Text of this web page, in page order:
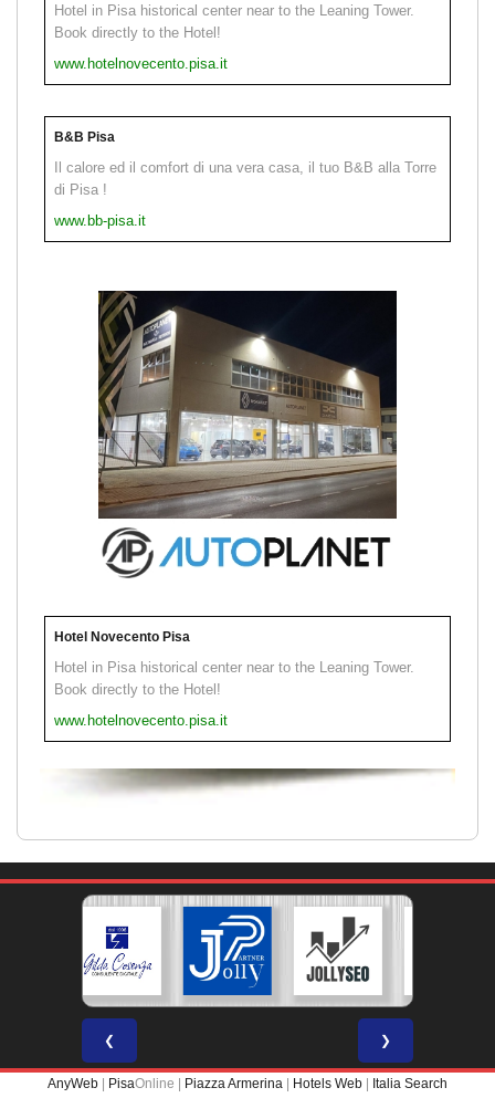
Hotel in Pisa historical center near to the Leaning Tower.
Book directly to the Hotel!
www.hotelnovecento.pisa.it
B&B Pisa
Il calore ed il comfort di una vera casa, il tuo B&B alla Torre
di Pisa !
www.bb-pisa.it
Hotel Novecento Pisa
Hotel in Pisa historical center near to the Leaning Tower.
Book directly to the Hotel!
www.hotelnovecento.pisa.it
❮ ❯
AnyWeb | PisaOnline | Piazza Armerina | Hotels Web | Italia Search